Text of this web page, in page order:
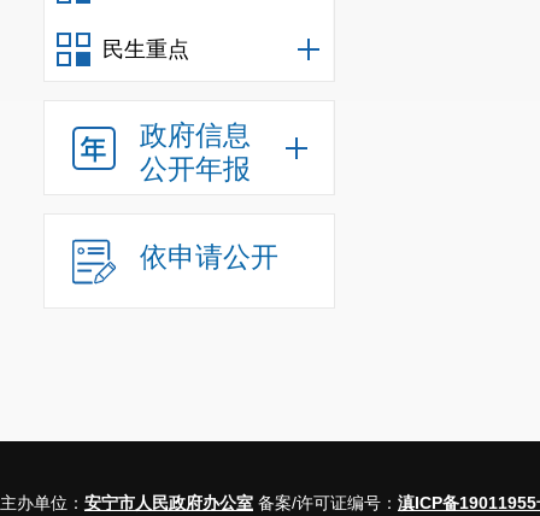
民生重点
政府信息
公开年报
依申请公开
主办单位： 安宁市人民政府办公室 备案/许可证编号： 滇ICP备